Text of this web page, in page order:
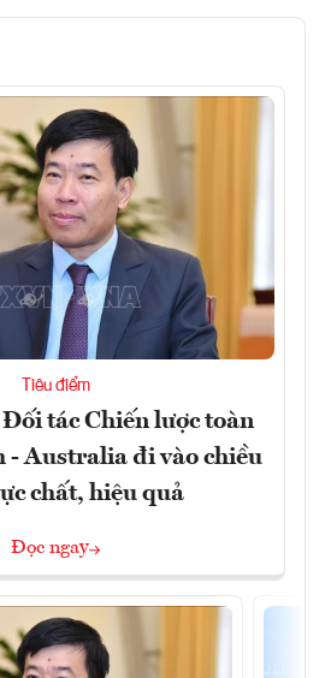
Tiêu điểm
tác Chiến lược toàn
- Australia đi vào chiều
chất, hiệu quả
Đọc ngay